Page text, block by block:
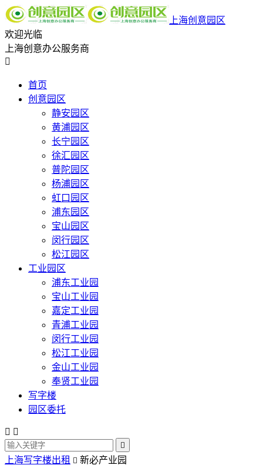
上海创意园区
欢迎光临
上海创意办公服务商

首页
创意园区
静安园区
黄浦园区
长宁园区
徐汇园区
普陀园区
杨浦园区
虹口园区
浦东园区
宝山园区
闵行园区
松江园区
工业园区
浦东工业园
宝山工业园
嘉定工业园
青浦工业园
闵行工业园
松江工业园
金山工业园
奉贤工业园
写字楼
园区委托
 

上海写字楼出租  新必产业园